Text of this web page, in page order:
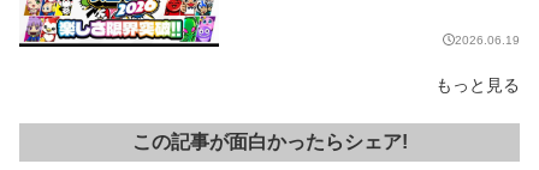
2026.06.19
もっと見る
この記事が面白かったらシェア!